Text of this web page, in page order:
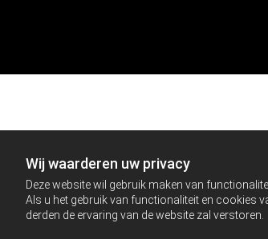
Wij waarderen uw privacy
Deze website wil gebruik maken van
Als u het gebruik van functionaliteit en cookies
derden de ervaring van de website zal verstoren.